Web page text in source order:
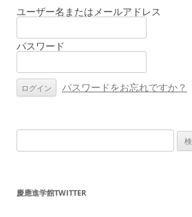
ゲ
シ
ン
ユーザー名またはメールアドレス
パスワード
パスワードをお忘れですか？
索:
慶應進学館TWITTER